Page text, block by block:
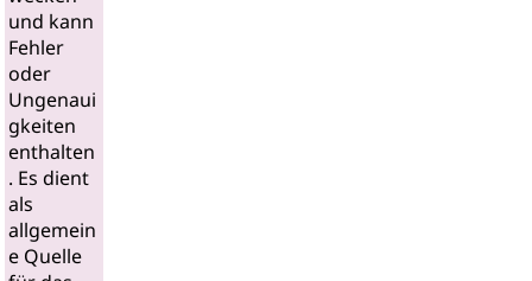
und kann
Fehler
oder
Ungenaui
gkeiten
enthalten
. Es dient
als
allgemein
e Quelle